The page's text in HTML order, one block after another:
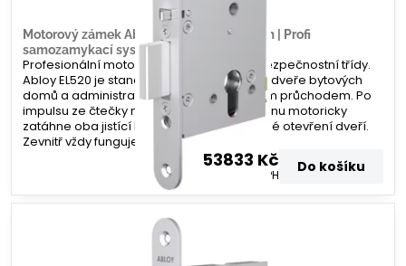
Motorový zámek Abloy EL520 – 65/20mm | Profi
samozamykací systém | Zamecky.cz
Profesionální motorový zámek nejvyšší bezpečnostní třídy.
Abloy EL520 je standardem pro vchodové dveře bytových
domů a administrativních budov s vysokým průchodem. Po
impulsu ze čtečky nebo domovního telefonu motoricky
zatáhne oba jistící body, čímž umožní volné otevření dveří.
Zevnitř vždy funguje paniková funkce.
53833 Kč
bez DPH Do košíku